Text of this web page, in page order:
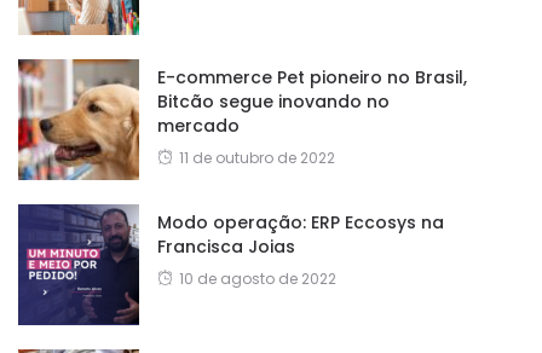
E-commerce Pet pioneiro no Brasil,
Bitcão segue inovando no
mercado
11 de outubro de 2022
Modo operação: ERP Eccosys na
Francisca Joias
10 de agosto de 2022